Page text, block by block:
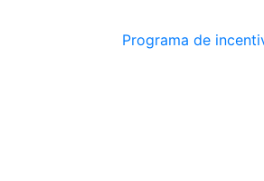
Programa de